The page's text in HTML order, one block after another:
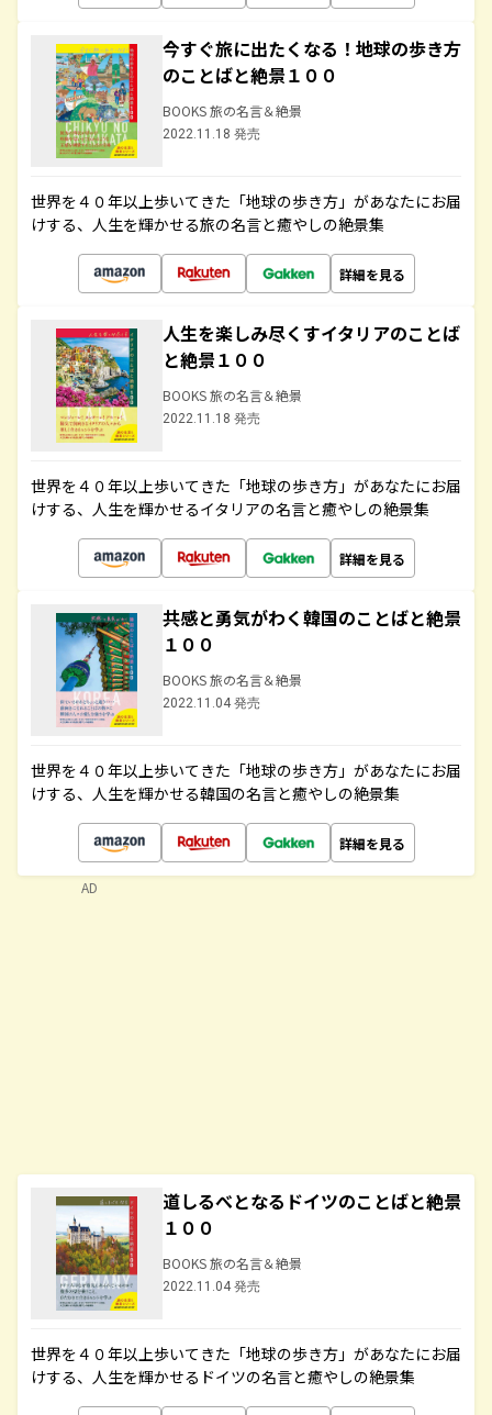
今すぐ旅に出たくなる！地球の歩き方
のことばと絶景１００
BOOKS 旅の名言＆絶景
2022.11.18 発売
世界を４０年以上歩いてきた「地球の歩き方」があなたにお届
けする、人生を輝かせる旅の名言と癒やしの絶景集
詳細を見る
人生を楽しみ尽くすイタリアのことば
と絶景１００
BOOKS 旅の名言＆絶景
2022.11.18 発売
世界を４０年以上歩いてきた「地球の歩き方」があなたにお届
けする、人生を輝かせるイタリアの名言と癒やしの絶景集
詳細を見る
共感と勇気がわく韓国のことばと絶景
１００
BOOKS 旅の名言＆絶景
2022.11.04 発売
世界を４０年以上歩いてきた「地球の歩き方」があなたにお届
けする、人生を輝かせる韓国の名言と癒やしの絶景集
詳細を見る
道しるべとなるドイツのことばと絶景
１００
BOOKS 旅の名言＆絶景
2022.11.04 発売
世界を４０年以上歩いてきた「地球の歩き方」があなたにお届
けする、人生を輝かせるドイツの名言と癒やしの絶景集
AD